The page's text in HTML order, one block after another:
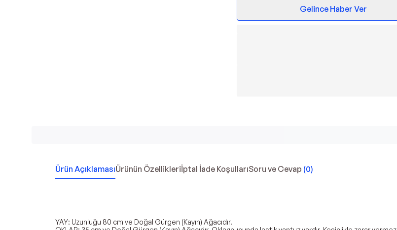
Gelince Haber Ver
Ürün AçıklamasıÜrünün Özellikleriİptal İade KoşullarıSoru ve Cevap (0)
YAY: Uzunluğu 80 cm ve Doğal Gürgen (Kayın) Ağacıdır.